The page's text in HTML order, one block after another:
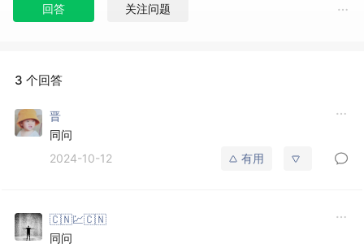
回答 关注问题
3 个回答
晋
同问
2024-10-12
有用
🇨🇳💹🇨🇳
同问